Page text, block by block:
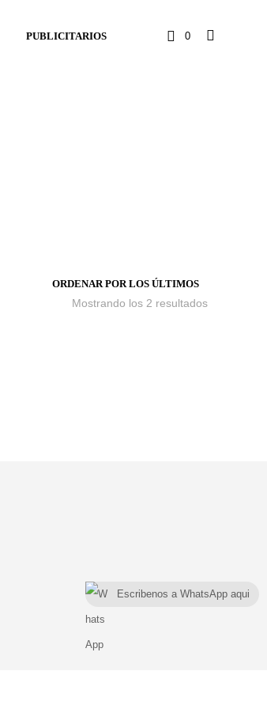
0
PUBLICITARIOS
Mostrando los 2 resultados
Escribenos a WhatsApp aqui